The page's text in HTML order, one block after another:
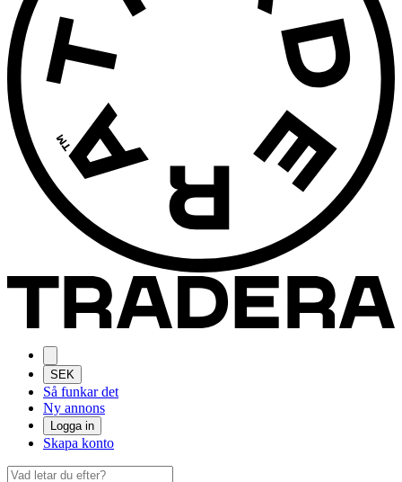
SEK
Så funkar det
Ny annons
Logga in
Skapa konto